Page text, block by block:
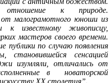
отношение к природе.
малограмотного юноши из
к известному живописцу,
мастеров своего времени.
публики по случаю появления
сенсацией
изумляли, отличались от
в новаторской
XX столетия”.